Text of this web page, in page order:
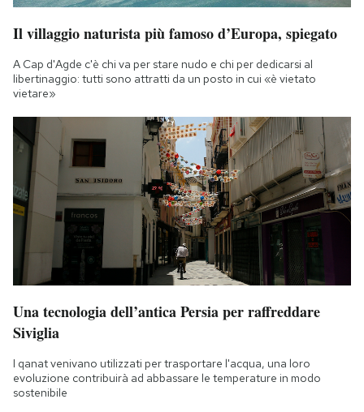
Il villaggio naturista più famoso d’Europa, spiegato
A Cap d'Agde c'è chi va per stare nudo e chi per dedicarsi al
libertinaggio: tutti sono attratti da un posto in cui «è vietato
vietare»
Una tecnologia dell’antica Persia per raffreddare
Siviglia
I qanat venivano utilizzati per trasportare l'acqua, una loro
evoluzione contribuirà ad abbassare le temperature in modo
sostenibile